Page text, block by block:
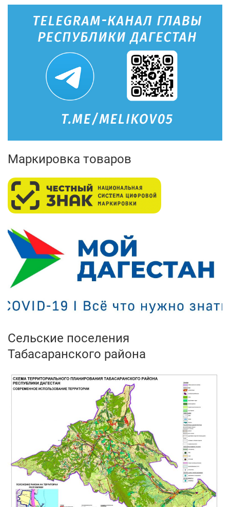
Маркировка товаров
Сельские поселения
Табасаранского района